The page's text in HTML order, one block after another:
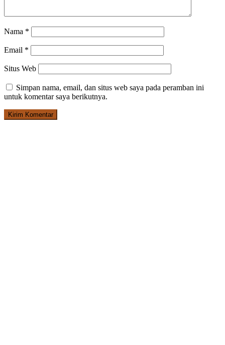
Nama *
Email *
Situs Web
Simpan nama, email, dan situs web saya pada peramban ini
untuk komentar saya berikutnya.